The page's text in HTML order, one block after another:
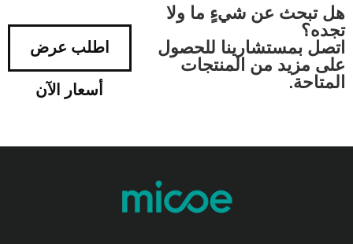
هل تبحث عن شيءٍ ما ولا
تجده؟
اتصل بمستشارينا للحصول
على مزيد من المنتجات
المتاحة.
اطلب عرض
أسعار الآن